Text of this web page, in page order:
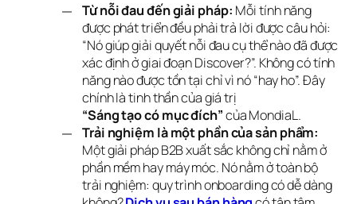
Từ nỗi đau đến giải pháp: Mỗi tính năng
được phát triển đều phải trả lời được câu hỏi:
“Nó giúp giải quyết nỗi đau cụ thể nào đã được
xác định ở giai đoạn Discover?”. Không có tính
năng nào được tồn tại chỉ vì nó “hay ho”. Đây
chính là tinh thần của giá trị
“Sáng tạo có mục đích”của MondiaL.
Trải nghiệm là một phần của sản phẩm:
Một giải pháp B2B xuất sắc không chỉ nằm ở
phần mềm hay máy móc. Nó nằm ở toàn bộ
trải nghiệm: quy trình onboarding có dễ dàng